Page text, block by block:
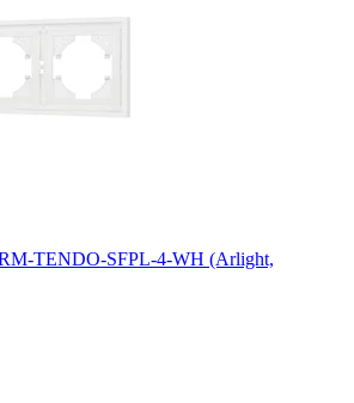
TENDO-SFPL-4-WH (Arlight,